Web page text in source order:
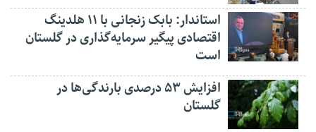
استاندار: بابک زنجانی با ۱۱ هلدینگ
اقتصادی پیگیر سرمایه‌گذاری در گلستان
است
افزایش ۵۳ درصدی بارندگی‌ها در
گلستان